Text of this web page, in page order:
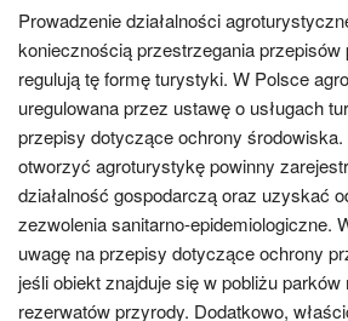
Prowadzenie działalności
koniecznością przestrzegania przepisów
regulują tę formę turystyki. W Polsce
uregulowana przez ustawę o usługach
przepisy dotyczące ochrony
otworzyć agroturystykę powinny
działalność gospodarczą oraz uzyskać
zezwolenia sanitarno-epidemiologiczne.
uwagę na przepisy dotyczące ochrony
jeśli obiekt znajduje się w pobliżu
rezerwatów przyrody. Dodatkowo,